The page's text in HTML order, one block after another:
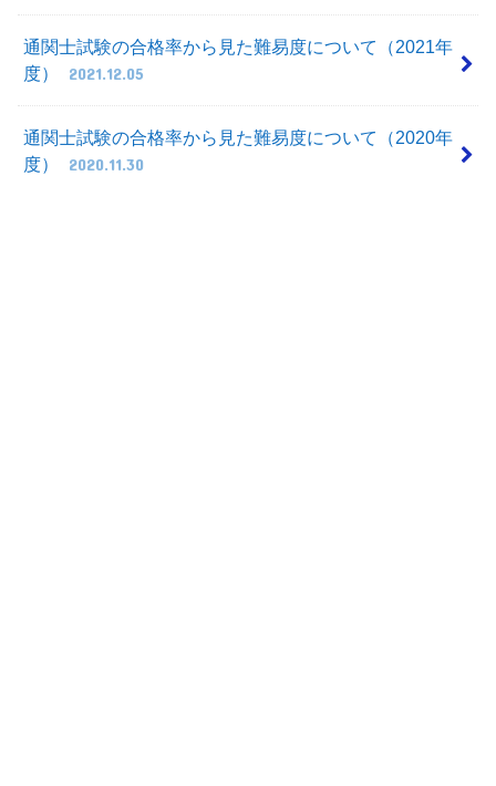
通関士試験の合格率から見た難易度について（2021年
度）
2021.12.05
通関士試験の合格率から見た難易度について（2020年
度）
2020.11.30